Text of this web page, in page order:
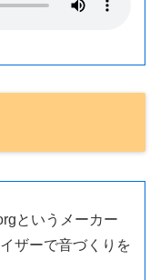
というメーカー
ザーで音づくりを